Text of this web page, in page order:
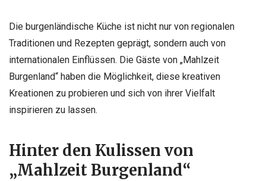
Die burgenländische Küche ist nicht nur von regionalen
Traditionen und Rezepten geprägt, sondern auch von
internationalen Einflüssen. Die Gäste von „Mahlzeit
Burgenland“ haben die Möglichkeit, diese kreativen
Kreationen zu probieren und sich von ihrer Vielfalt
inspirieren zu lassen.
Hinter den Kulissen von
„Mahlzeit Burgenland“